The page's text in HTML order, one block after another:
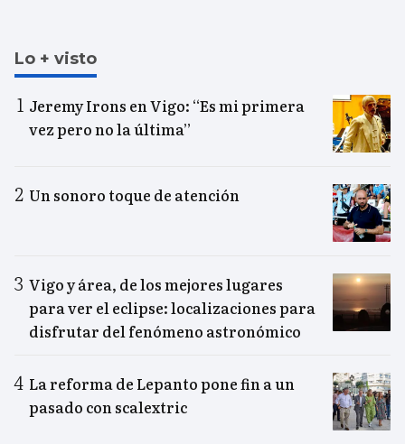
Lo + visto
Jeremy Irons en Vigo: “Es mi primera
vez pero no la última”
Un sonoro toque de atención
Vigo y área, de los mejores lugares
para ver el eclipse: localizaciones para
disfrutar del fenómeno astronómico
La reforma de Lepanto pone fin a un
pasado con scalextric